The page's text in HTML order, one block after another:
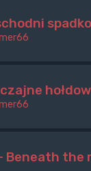
- Beneath the